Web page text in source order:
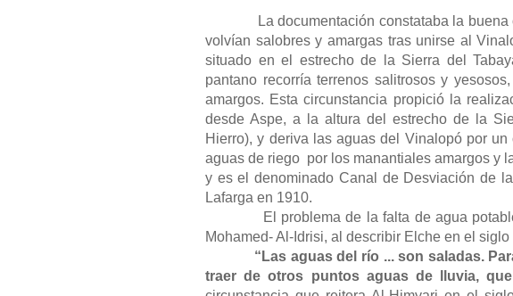
La documentación constataba la
volvían salobres y amargas tras unirse al
situado en el estrecho de la Sierra del
pantano recorría terrenos salitrosos y
amargos. Esta circunstancia propició la
desde Aspe, a la altura del estrecho de la
Hierro), y deriva las aguas del Vinalopó por
aguas de riego por los manantiales amargos y
y es el denominado Canal de Desviación de
Lafarga en 1910.
El problema de la falta de agua
Mohamed- Al-Idrisi, al describir Elche en el siglo
“Las aguas del río ... son saladas.
traer de otros puntos aguas de lluvia,